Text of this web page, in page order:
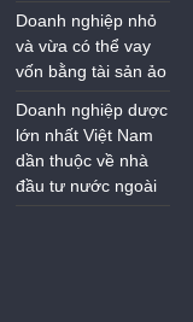
Doanh nghiệp nhỏ
và vừa có thể vay
vốn bằng tài sản ảo
Doanh nghiệp dược
lớn nhất Việt Nam
dần thuộc về nhà
đầu tư nước ngoài